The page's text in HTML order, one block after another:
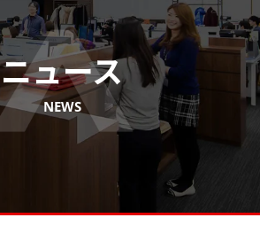
ニュース
NEWS